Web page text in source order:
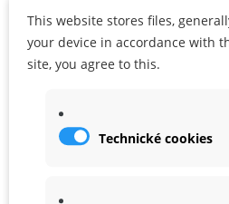
This website stores files,
your device in accordance with
site, you agree to this.
Technické cookies